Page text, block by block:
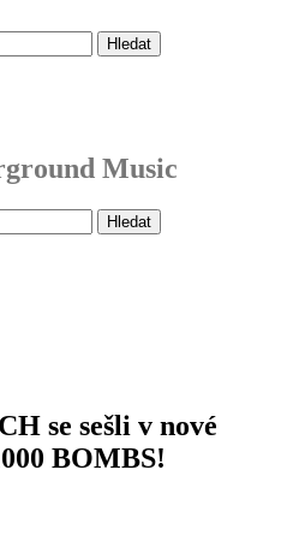
Music
se sešli v nové
BOMBS!